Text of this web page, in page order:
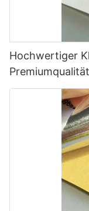
Hochwertiger